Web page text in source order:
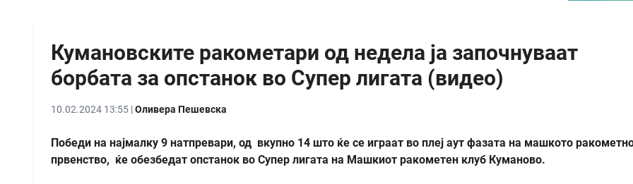
Кумановските ракометари од недела ја започнуваат
борбата за опстанок во Супер лигата (видео)
10.02.2024 13:55 |Оливера Пешевска
Победи на најмалку 9 натпревари, од вкупно 14 што ќе се играат во плеј аут фазата на машкото
првенство, ќе обезбедат опстанок во Супер лигата на Машкиот ракометен клуб Куманово.